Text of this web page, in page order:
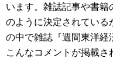
います。雑誌記事や書
のように決定されている
の中で雑誌『週間東洋経
こんなコメントが掲載さ